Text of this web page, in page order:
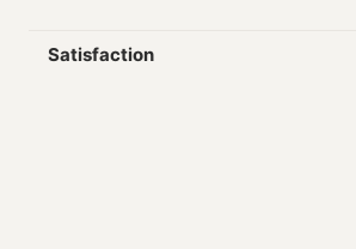
Satisfaction